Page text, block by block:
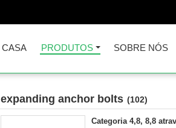
CASA PRODUTOS SOBRE NÓS
expanding anchor bolts (102)
Categoria 4,8, 8,8